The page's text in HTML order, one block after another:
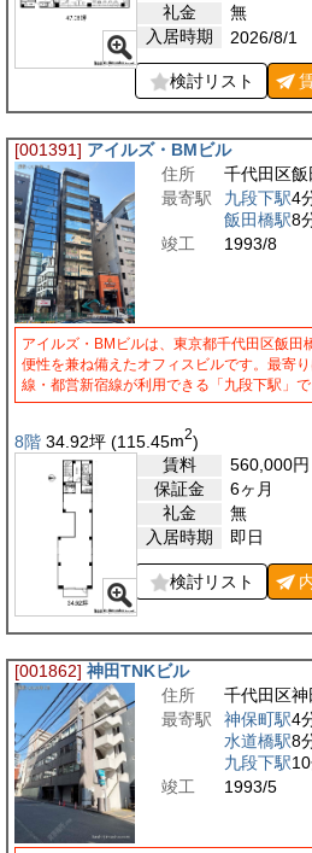
礼金
無
入居時期
2026/8/1
検討リスト
[001391] アイルズ・BMビル
住所
千代田区
最寄駅
九段下駅4
飯田橋駅8
竣工
1993/8
アイルズ・BMビルは、東京都千代田区飯田
便性を兼ね備えたオフィスビルです。最寄
線・都営新宿線が利用できる「九段下駅」
8階 34.92坪 (115.45m2)
賃料
560,000円
保証金
6ヶ月
礼金
無
入居時期
即日
検討リスト
[001862] 神田TNKビル
住所
千代田区
最寄駅
神保町駅4
水道橋駅8
九段下駅
竣工
1993/5